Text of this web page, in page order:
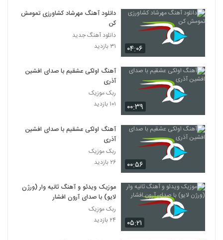
۰۴:۰۶
دانلود آهنگ مهرشاد کشاورزی تمومش
کن
دانلود آهنگ جدید
۳۱ بازدید
۰۰:۳۹
آهنگ اولکی عشقیم با صدای افشین
آذری
ربک موزیک
۱۰۱ بازدید
۰۰:۵۶
آهنگ اولکی عشقیم با صدای افشین
آذری
ربک موزیک
۲۶ بازدید
۰۵:۲۱
موزیک ویدئو و آهنگ ثانیه وار (ورژن
لایو) با صدای آرون افشار
ربک موزیک
۲۴ بازدید